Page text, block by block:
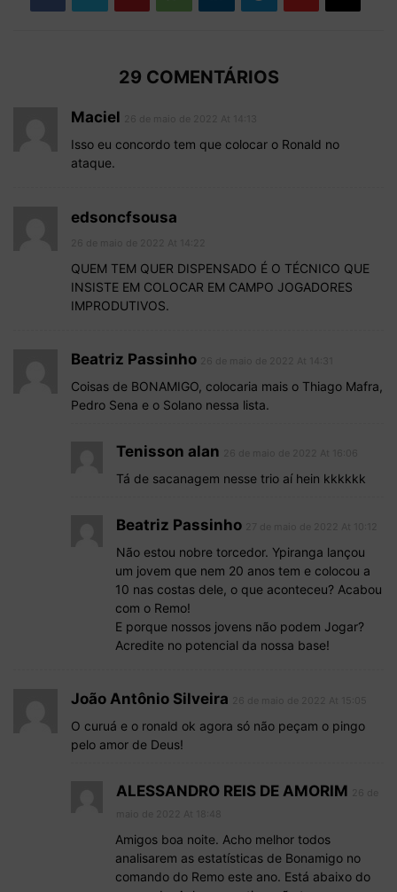
29 COMENTÁRIOS
Maciel
Isso eu concordo tem que colocar o Ronald no
ataque.
edsoncfsousa
QUEM TEM QUER DISPENSADO É O TÉCNICO QUE
INSISTE EM COLOCAR EM CAMPO JOGADORES
IMPRODUTIVOS.
Beatriz Passinho
Coisas de BONAMIGO, colocaria mais o Thiago Mafra,
Pedro Sena e o Solano nessa lista.
Tenisson alan
Tá de sacanagem nesse trio aí hein kkkkkk
Beatriz Passinho
Não estou nobre torcedor. Ypiranga lançou
um jovem que nem 20 anos tem e colocou a
10 nas costas dele, o que aconteceu? Acabou
com o Remo!
E porque nossos jovens não podem Jogar?
Acredite no potencial da nossa base!
João Antônio Silveira
O curuá e o ronald ok agora só não peçam o pingo
pelo amor de Deus!
ALESSANDRO REIS DE AMORIM
Amigos boa noite. Acho melhor todos
analisarem as estatísticas de Bonamigo no
comando do Remo este ano. Está abaixo do